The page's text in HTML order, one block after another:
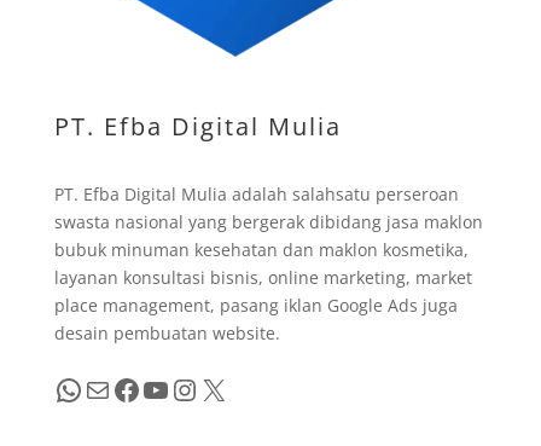
PT. Efba Digital Mulia
PT. Efba Digital Mulia adalah salahsatu perseroan
swasta nasional yang bergerak dibidang jasa maklon
bubuk minuman kesehatan dan maklon kosmetika,
layanan konsultasi bisnis, online marketing, market
place management, pasang iklan Google Ads juga
desain pembuatan website.
WhatsApp Mail Facebook YouTube InstagramX